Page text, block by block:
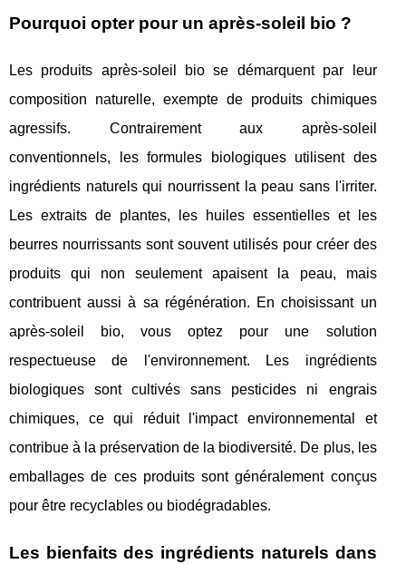
Pourquoi opter pour un après-soleil bio ?
Les produits après-soleil bio se démarquent par leur
composition naturelle, exempte de produits chimiques
agressifs. Contrairement aux après-soleil
conventionnels, les formules biologiques utilisent des
ingrédients naturels qui nourrissent la peau sans l'irriter.
Les extraits de plantes, les huiles essentielles et les
beurres nourrissants sont souvent utilisés pour créer des
produits qui non seulement apaisent la peau, mais
contribuent aussi à sa régénération. En choisissant un
après-soleil bio, vous optez pour une solution
respectueuse de l'environnement. Les ingrédients
biologiques sont cultivés sans pesticides ni engrais
chimiques, ce qui réduit l'impact environnemental et
contribue à la préservation de la biodiversité. De plus, les
emballages de ces produits sont généralement conçus
pour être recyclables ou biodégradables.
Les bienfaits des ingrédients naturels dans